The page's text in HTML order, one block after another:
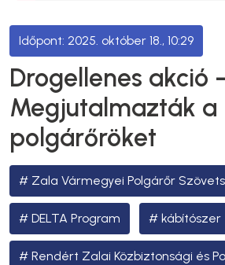
2025. október 18., 10:29
Drogellenes akció
Megjutalmazták a
polgárőröket
Zala Vármegyei Polgárőr
DELTA Program kábítószer
Rendért Zalai Közbiztonsági és